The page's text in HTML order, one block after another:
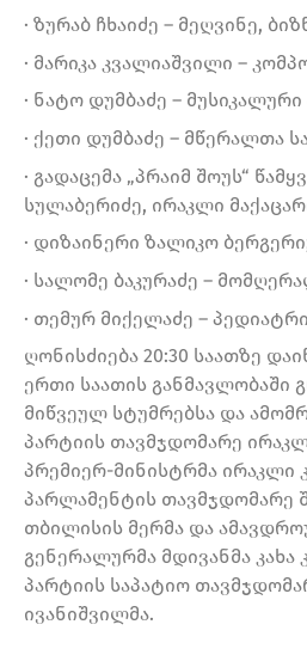
· ზურაბ ჩხაიძე – მეღვინე,
· მარიკა კვალიაშვილი –
· ნატო დუმბაძე –
· ქეთი დუმბაძე – მწერალთა
· გადაცემა „პრაიმ შოუს“
სულაბერიძე, ირაკლი
· დიზაინერი ზალიკო
· სალომე ბაკურაძე –
· თემურ მიქელაძე –
ღონისძიება 20:30 საათზე
ერთი საათის განმავლობაში
მიწვეულ სტუმრებსა და
პარტიის თავმჯდომარე
პრემიერ-მინისტრმა ირაკლი
პარლამენტის თავმჯდომარე
თბილისის მერმა და
გენერალურმა მდივანმა
პარტიის საპატიო
ივანიშვილმა.